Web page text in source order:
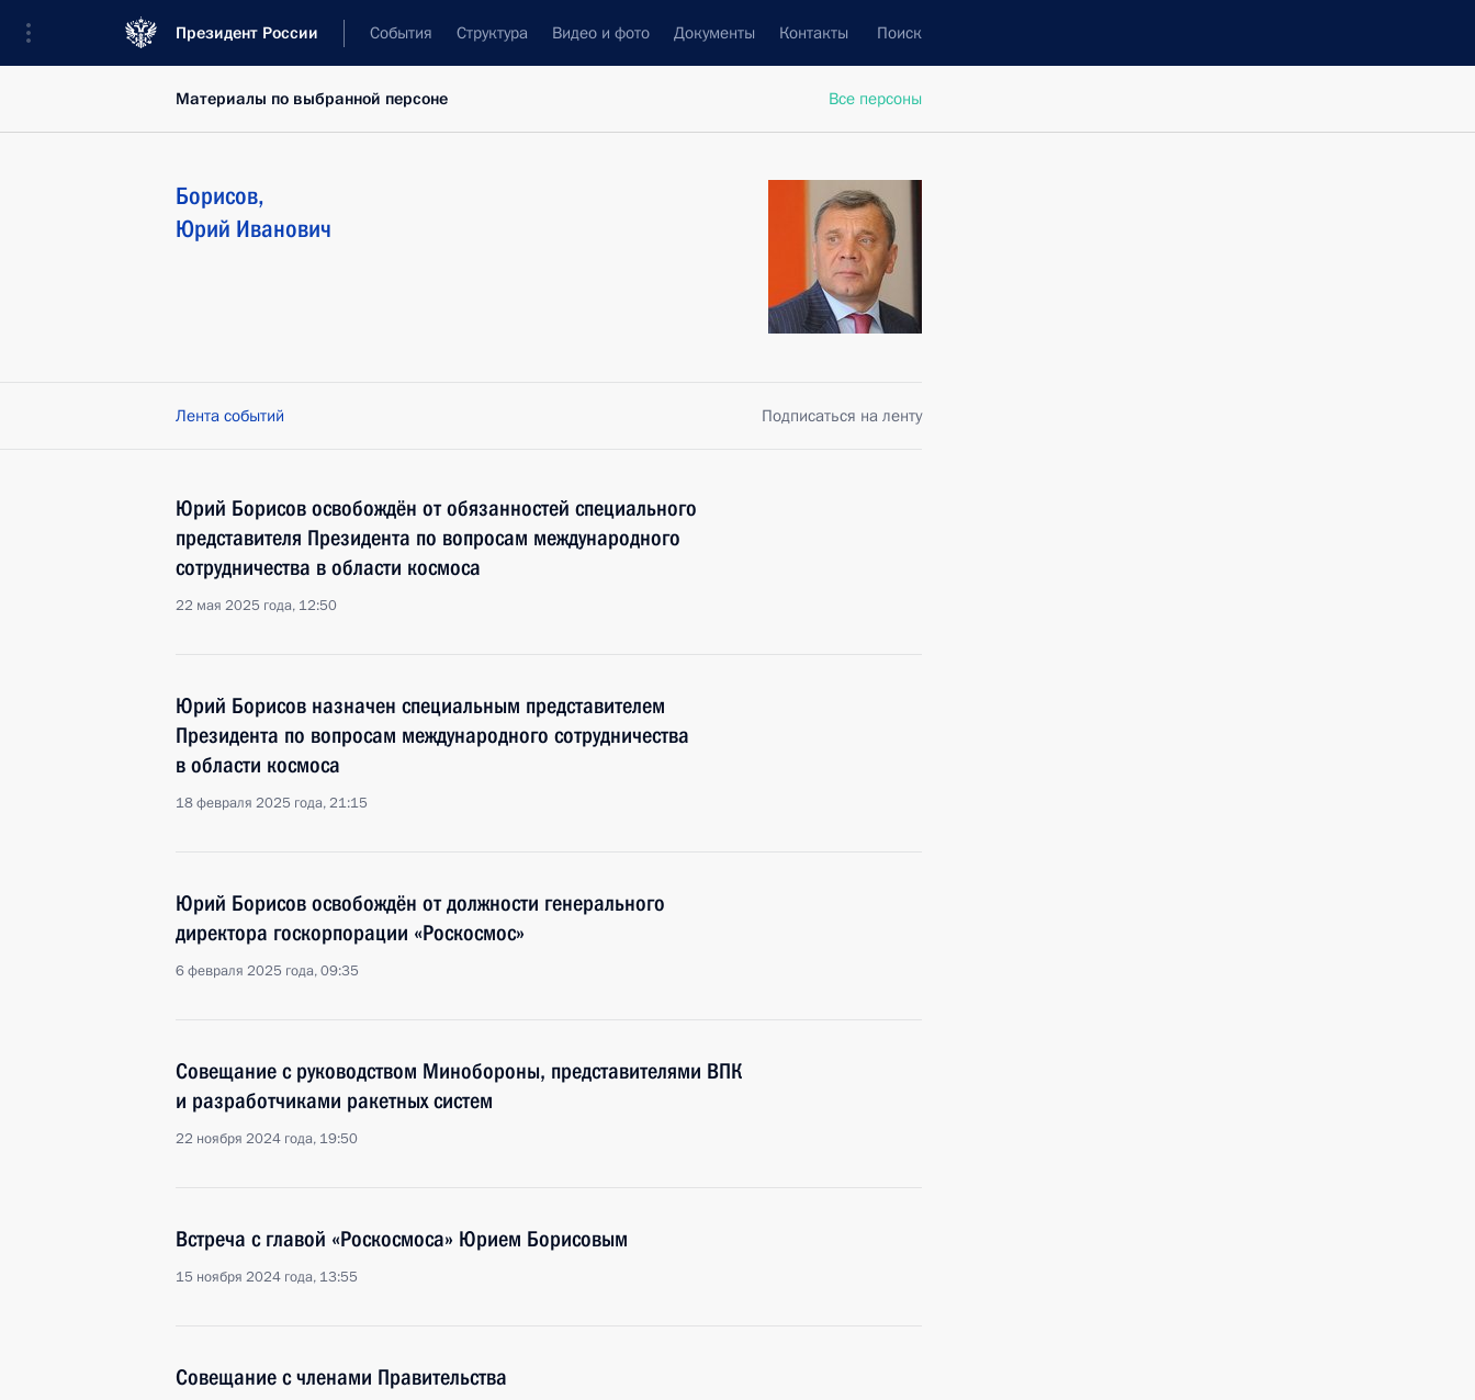
Президент России События Структура Видео и фото Документы Контакты Поиск
Все персоны
Материалы по выбранной персоне
Борисов,
Юрий Иванович
Лента событий Подписаться на ленту
Юрий Борисов освобождён от обязанностей специального
представителя Президента по вопросам международного
сотрудничества в области космоса
22 мая 2025 года, 12:50
Юрий Борисов назначен специальным представителем
Президента по вопросам международного сотрудничества
в области космоса
18 февраля 2025 года, 21:15
Юрий Борисов освобождён от должности генерального
директора госкорпорации «Роскосмос»
6 февраля 2025 года, 09:35
Совещание с руководством Минобороны, представителями ВПК
и разработчиками ракетных систем
22 ноября 2024 года, 19:50
Встреча с главой «Роскосмоса» Юрием Борисовым
15 ноября 2024 года, 13:55
Совещание с членами Правительства